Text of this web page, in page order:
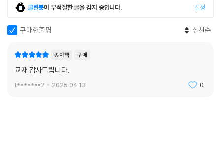
클린봇이 부적절한 글을 감지 중입니다. 설정
구매한줄평 추천순
종이책 구매
교재 감사드립니다.
t*******2 2025.04.13. 0